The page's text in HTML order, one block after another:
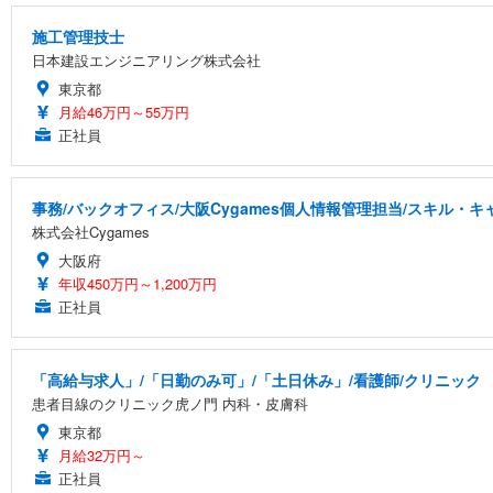
施工管理技士
日本建設エンジニアリング株式会社
東京都
月給46万円～55万円
正社員
事務/バックオフィス/大阪Cygames個人情報管理担当/スキル・キ
株式会社Cygames
大阪府
年収450万円～1,200万円
正社員
「高給与求人」/「日勤のみ可」/「土日休み」/看護師/クリニック
患者目線のクリニック虎ノ門 内科・皮膚科
東京都
月給32万円～
正社員